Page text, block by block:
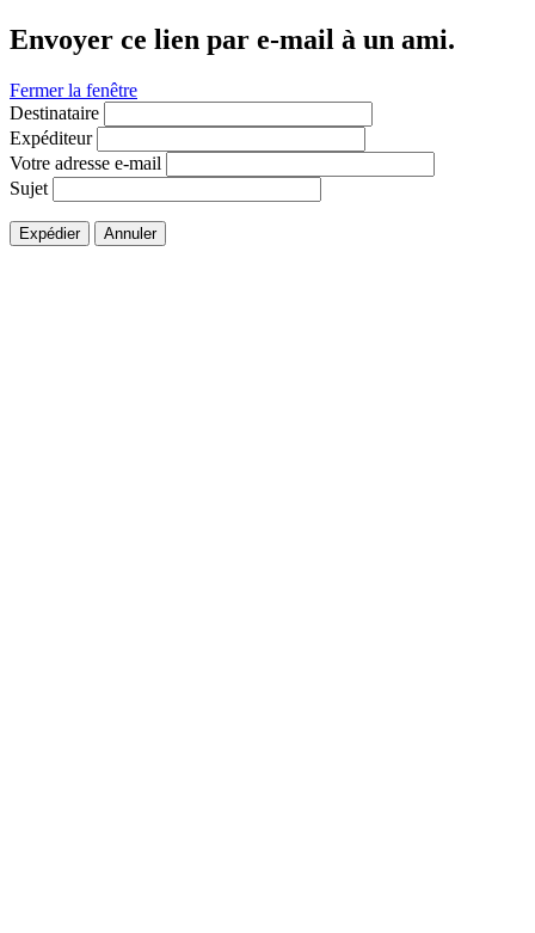
Envoyer ce lien par e-mail à un ami.
Fermer la fenêtre
Destinataire
Expéditeur
Votre adresse e-mail
Sujet
Expédier Annuler